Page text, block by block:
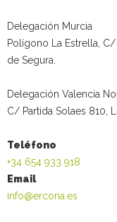
Delegación Murcia
Polígono La Estrella, C/
de Segura.
Delegación Valencia
C/ Partida Solaes 810,
Teléfono
+34 654 933 918
Email
info@ercona.es